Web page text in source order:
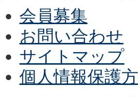
会員募集
お問い合わせ
サイトマップ
個人情報保護